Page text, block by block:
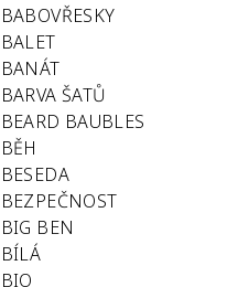
BABOVŘESKY
BALET
BANÁT
BARVA ŠATŮ
BEARD BAUBLES
BĚH
BESEDA
BEZPEČNOST
BIG BEN
BÍLÁ
BIO